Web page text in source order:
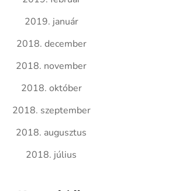
2019. január
2018. december
2018. november
2018. október
2018. szeptember
2018. augusztus
2018. július